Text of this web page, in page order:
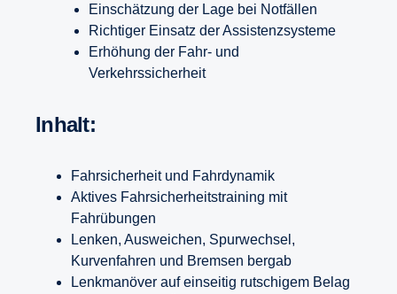
Einschätzung der Lage bei Notfällen
Richtiger Einsatz der Assistenzsysteme
Erhöhung der Fahr- und
Verkehrssicherheit
Inhalt:
Fahrsicherheit und Fahrdynamik
Aktives Fahrsicherheitstraining mit
Fahrübungen
Lenken, Ausweichen, Spurwechsel,
Kurvenfahren und Bremsen bergab
Lenkmanöver auf einseitig rutschigem Belag